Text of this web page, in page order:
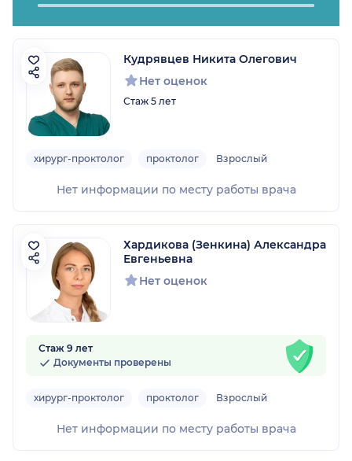
Кудрявцев Никита Олегович
Нет оценок
Стаж 5 лет
хирург-проктолог проктолог Взрослый
Нет информации по месту работы врача
Хардикова (Зенкина) Александра
Евгеньевна
Нет оценок
Стаж 9 лет
Документы проверены
хирург-проктолог проктолог Взрослый
Нет информации по месту работы врача